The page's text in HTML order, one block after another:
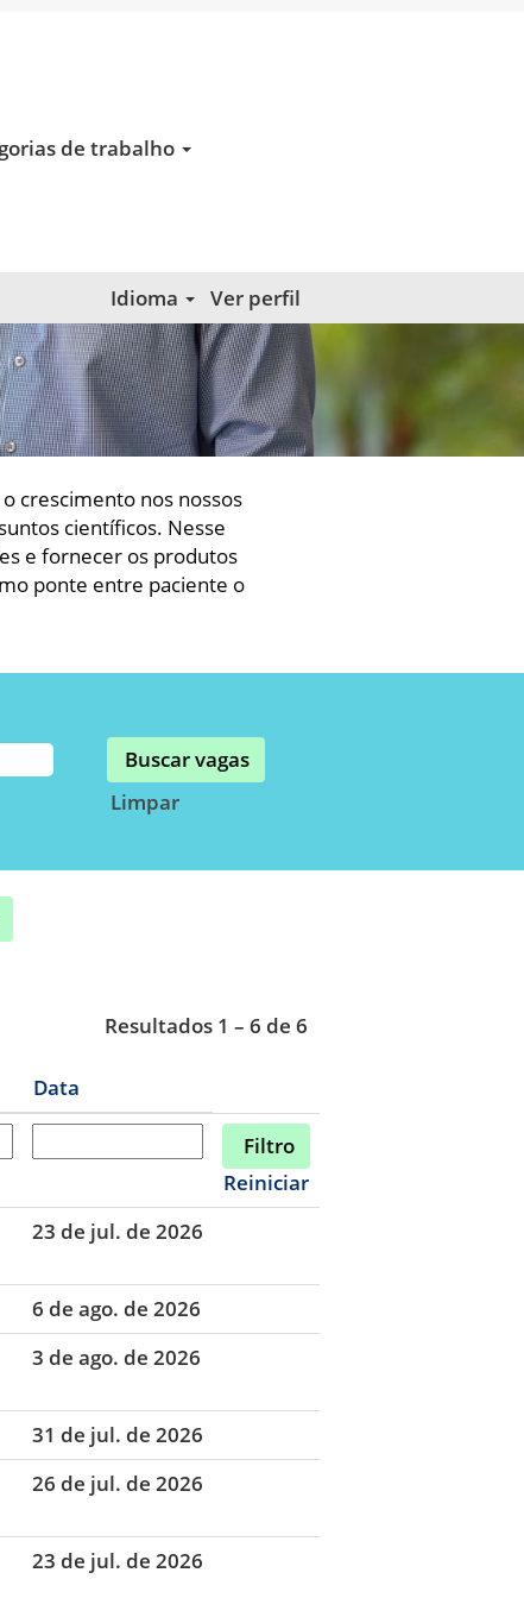
de trabalho
Idioma Ver perfil
crescimento nos nossos
científicos. Nesse
e fornecer os produtos
ponte entre paciente o
Limpar
Resultados 1 – 6 de 6
Data
Reiniciar
23 de jul. de 2026
6 de ago. de 2026
3 de ago. de 2026
31 de jul. de 2026
26 de jul. de 2026
23 de jul. de 2026